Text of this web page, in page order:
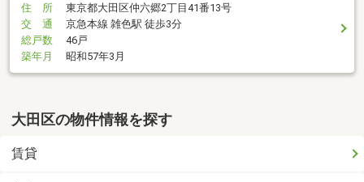
住 所
東京都大田区仲六郷2丁目41番13号
交 通
京急本線 雑色駅 徒歩3分
総戸数
46戸
築年月
昭和57年3月
大田区の物件情報を探す
賃貸